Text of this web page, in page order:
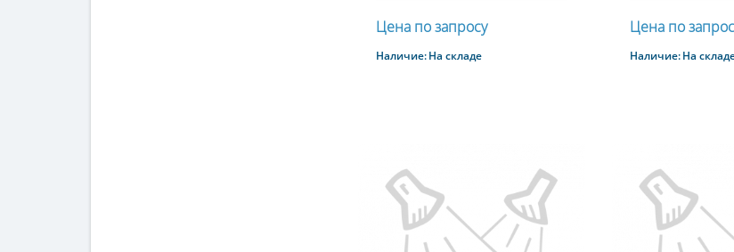
Цена по запросу
Купить
Наличие:На складе
Цена по
Купить
Наличие:На